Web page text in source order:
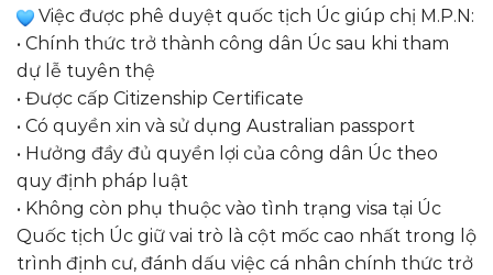
Việc được phê duyệt quốc tịch Úc giúp chị M.P.N:
• Chính thức trở thành công dân Úc sau khi tham
dự lễ tuyên thệ
• Được cấp Citizenship Certificate
• Có quyền xin và sử dụng Australian passport
• Hưởng đầy đủ quyền lợi của công dân Úc theo
quy định pháp luật
• Không còn phụ thuộc vào tình trạng visa tại Úc
Quốc tịch Úc giữ vai trò là cột mốc cao nhất trong lộ
trình định cư, đánh dấu việc cá nhân chính thức trở